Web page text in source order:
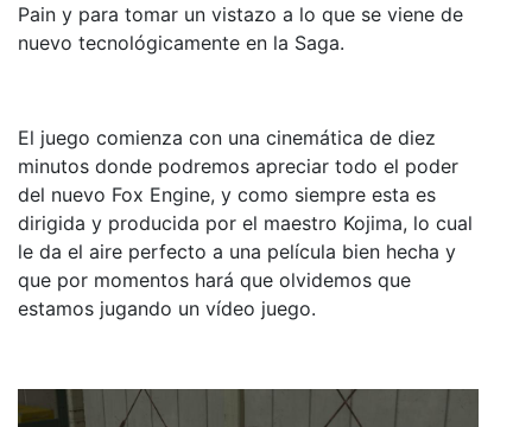
Pain y para tomar un vistazo a lo que se viene de
nuevo tecnológicamente en la Saga.
El juego comienza con una cinemática de diez
minutos donde podremos apreciar todo el poder
del nuevo Fox Engine, y como siempre esta es
dirigida y producida por el maestro Kojima, lo cual
le da el aire perfecto a una película bien hecha y
que por momentos hará que olvidemos que
estamos jugando un vídeo juego.